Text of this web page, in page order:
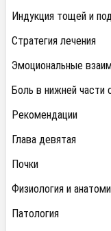
Индукция тощей и
Стратегия лечения
Эмоциональные
Боль в нижней части
Рекомендации
Глава девятая
Почки
Физиология и
Патология